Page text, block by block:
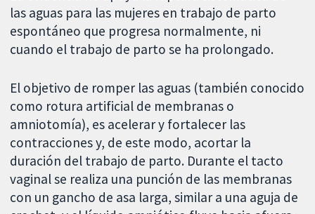
las aguas para las mujeres en trabajo de parto
espontáneo que progresa normalmente, ni
cuando el trabajo de parto se ha prolongado.
El objetivo de romper las aguas (también conocido
como rotura artificial de membranas o
amniotomía), es acelerar y fortalecer las
contracciones y, de este modo, acortar la
duración del trabajo de parto. Durante el tacto
vaginal se realiza una punción de las membranas
con un gancho de asa larga, similar a una aguja de